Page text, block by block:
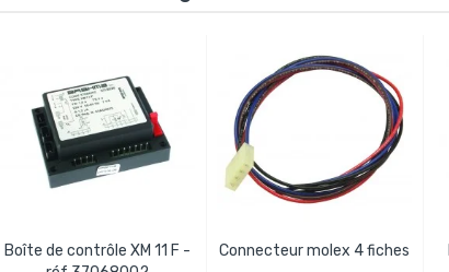
Boîte de contrôle XM 11 F -
Connecteur molex 4 fiches